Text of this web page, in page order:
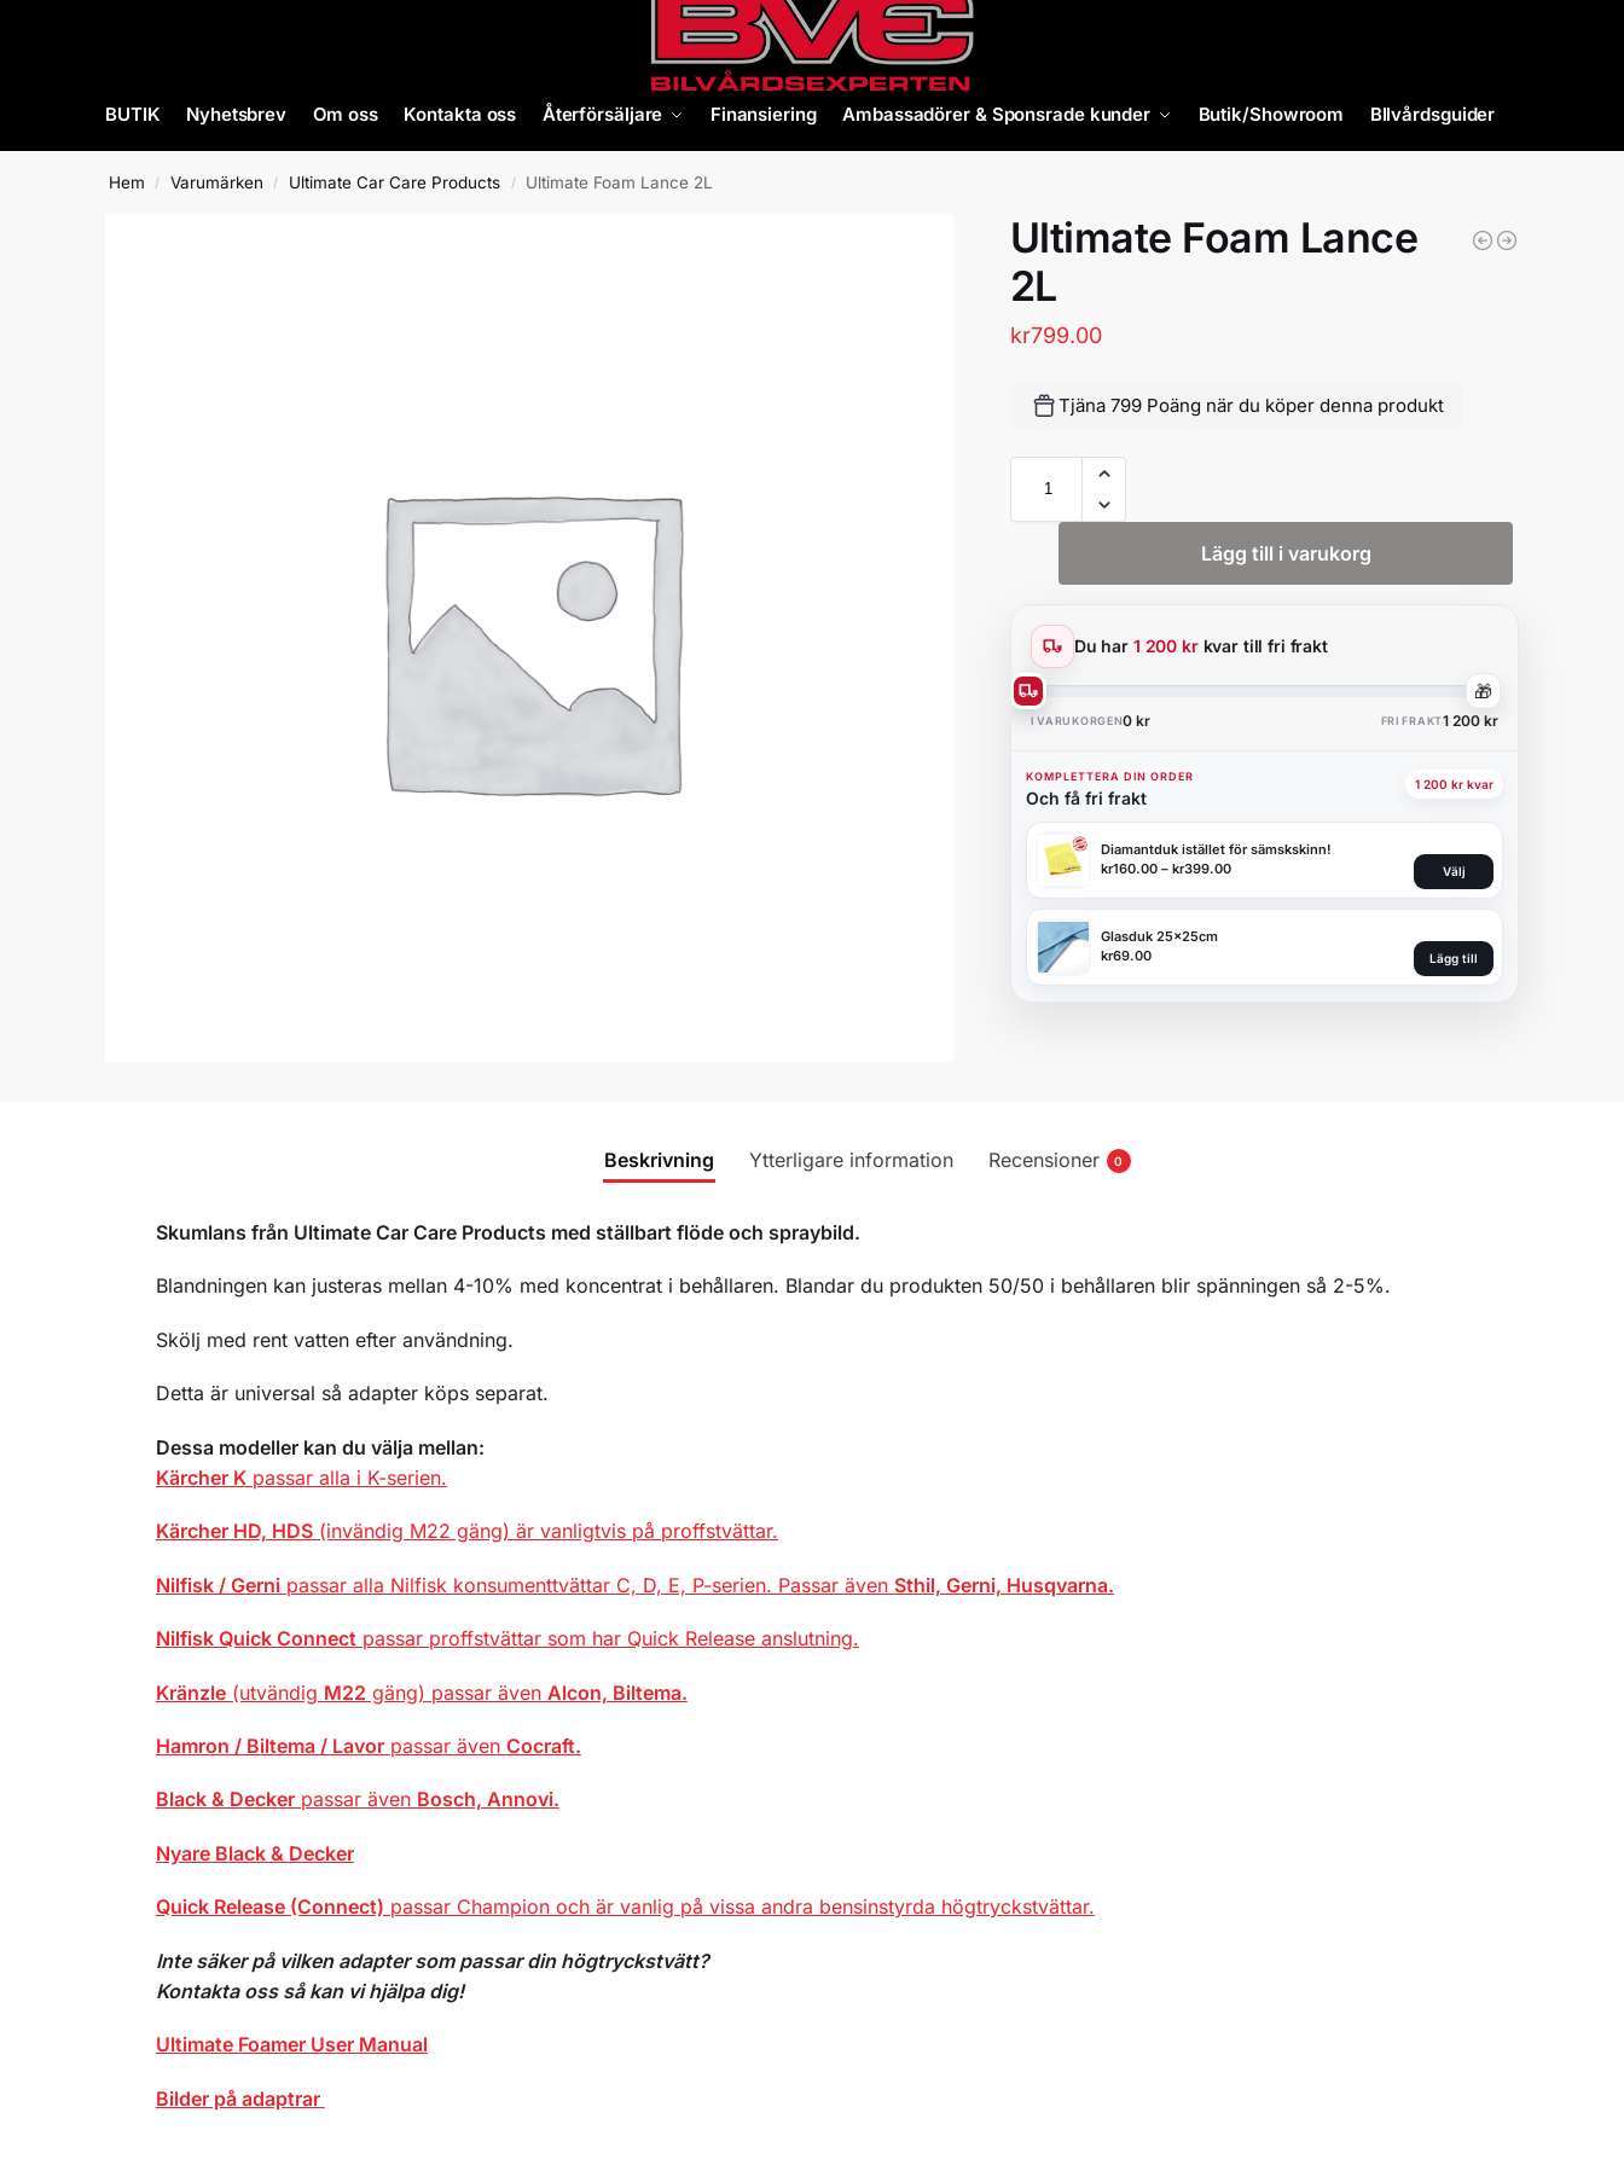
BUTIK Nyhetsbrev Om oss Kontakta oss Återförsäljare Finansiering Ambassadörer & Sponsrade kunder Butik/Showroom BIlvårdsguider
Hem / Varumärken / Ultimate Car Care Products / Ultimate Foam Lance 2L
Ultimate Foam Lance
2L
kr799.00
Tjäna 799 Poäng när du köper denna produkt
Lägg till i varukorg
Du har 1 200 krkvar till fri frakt
🎁
I VARUKORGEN0 kr FRI FRAKT1 200 kr
KOMPLETTERA DIN ORDER
Och få fri frakt
1 200 kr kvar
Diamantduk istället för sämskskinn!
kr160.00 – kr399.00 Välj
Glasduk 25x25cm
kr69.00 Lägg till
Beskrivning Ytterligare information Recensioner 0
Skumlans från Ultimate Car Care Products med ställbart flöde och spraybild.
Blandningen kan justeras mellan 4-10% med koncentrat i behållaren. Blandar du produkten 50/50 i behållaren blir spänningen så 2-5%.
Skölj med rent vatten efter användning.
Detta är universal så adapter köps separat.
Dessa modeller kan du välja mellan:
Kärcher Kpassar alla i K-serien.
Kärcher HD, HDS(invändig M22 gäng) är vanligtvis på proffstvättar.
Nilfisk / Gernipassar alla Nilfisk konsumenttvättar C, D, E, P-serien. Passar även Sthil, Gerni, Husqvarna.
Nilfisk Quick Connectpassar proffstvättar som har Quick Release anslutning.
Kränzle(utvändig M22 gäng) passar även Alcon, Biltema.
Hamron / Biltema / Lavorpassar även Cocraft.
Black & Deckerpassar även Bosch, Annovi.
Nyare Black & Decker
Quick Release (Connect) passar Champion och är vanlig på vissa andra bensinstyrda högtryckstvättar.
Inte säker på vilken adapter som passar din högtryckstvätt?
Kontakta oss så kan vi hjälpa dig!
Ultimate Foamer User Manual
Bilder på adaptrar